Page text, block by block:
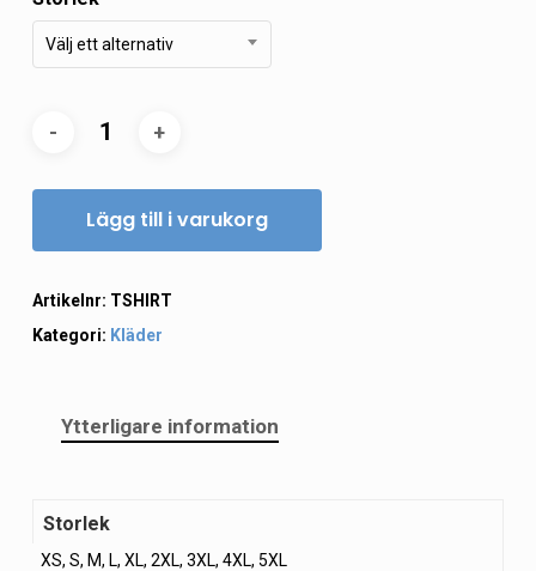
Välj ett alternativ
Lägg till i varukorg
Artikelnr: TSHIRT
Kategori: Kläder
Ytterligare information
Storlek
XS, S, M, L, XL, 2XL, 3XL, 4XL, 5XL